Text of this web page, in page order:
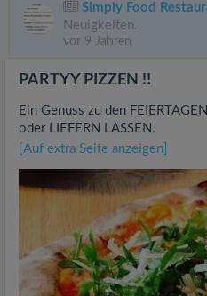
Simply Food
Neuigkeiten.
vor 9 Jahren
PARTYY PIZZEN !!
Ein Genuss zu den
oder LIEFERN LASSEN.
[Auf extra Seite anzeigen]